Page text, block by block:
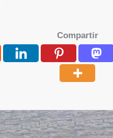
Compartir